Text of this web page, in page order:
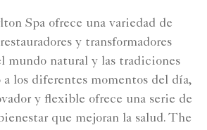
Spa ofrece una variedad de
y transformadores
mundo natural y las tradiciones
a los diferentes momentos del día,
y flexible ofrece una serie de
que mejoran la salud. The